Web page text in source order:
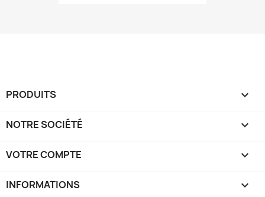
PRODUITS 
NOTRE SOCIÉTÉ 
VOTRE COMPTE 
INFORMATIONS keyboard_arrow_down